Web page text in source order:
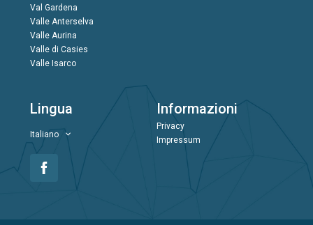
Val Gardena
Valle Anterselva
Valle Aurina
Valle di Casies
Valle Isarco
Lingua
Italiano
Informazioni
Privacy
Impressum